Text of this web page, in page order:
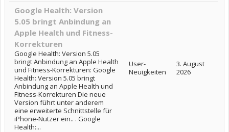
Google Health: Version
5.05 bringt Anbindung an
Apple Health und Fitness-
Korrekturen
Google Health: Version 5.05
bringt Anbindung an Apple Health
und Fitness-Korrekturen: Google
Health: Version 5.05 bringt
Anbindung an Apple Health und
Fitness-Korrekturen Die neue
Version führt unter anderem
eine erweiterte Schnittstelle für
iPhone-Nutzer ein.. . Google
Health:...
User-
Neuigkeiten
3. August
2026